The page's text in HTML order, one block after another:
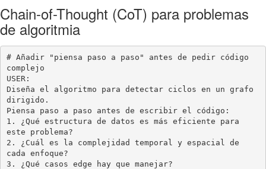
Chain-of-Thought (CoT) para problemas
de algoritmia
# Añadir "piensa paso a paso" antes de pedir código
complejo
USER:
Diseña el algoritmo para detectar ciclos en un grafo
dirigido.
Piensa paso a paso antes de escribir el código:
1. ¿Qué estructura de datos es más eficiente para
este problema?
2. ¿Cuál es la complejidad temporal y espacial de
cada enfoque?
3. ¿Qué casos edge hay que manejar?